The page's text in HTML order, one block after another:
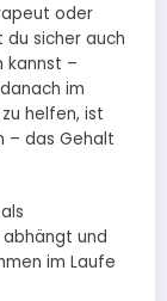
oder
du sicher auch
kannst –
im
helfen, ist
– das Gehalt
und
im Laufe